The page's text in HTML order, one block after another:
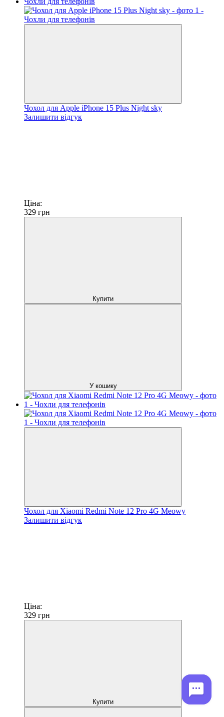
Чохол для Apple iPhone 15 Plus Night sky
Залишити відгук
Ціна:
329 грн
Купити
У кошику
Чохол для Xiaomi Redmi Note 12 Pro 4G Meowy
Залишити відгук
Ціна:
329 грн
Купити